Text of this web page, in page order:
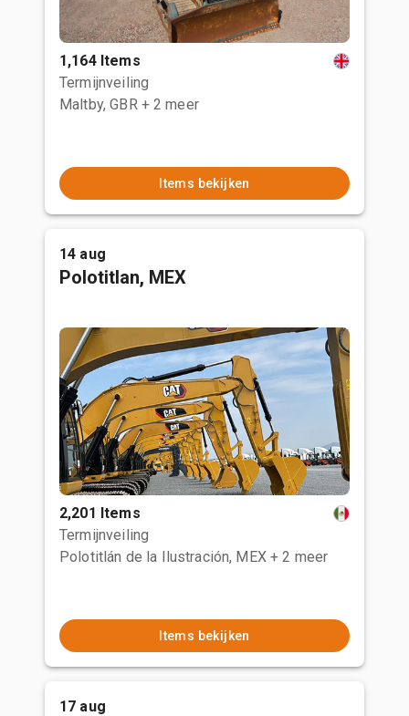
1,164 Items
Termijnveiling
Maltby, GBR + 2 meer
Items bekijken
14 aug
Polotitlan, MEX
2,201 Items
Termijnveiling
Polotitlán de la Ilustración, MEX + 2 meer
Items bekijken
17 aug